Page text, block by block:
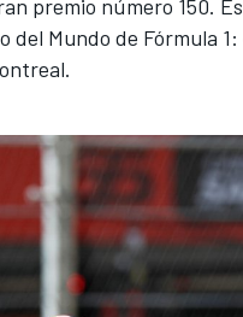
premio número 150.
del Mundo de Fórmula